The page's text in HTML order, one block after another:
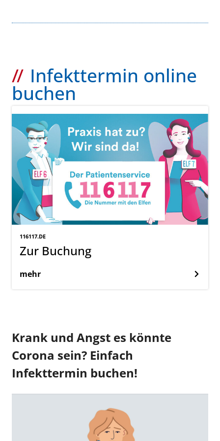
Infekttermin online
buchen
116117.DE
Zur Buchung
mehr
Krank und Angst es könnte
Corona sein? Einfach
Infekttermin buchen!